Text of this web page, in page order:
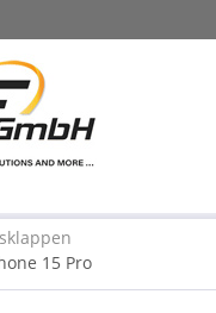
15 Pro